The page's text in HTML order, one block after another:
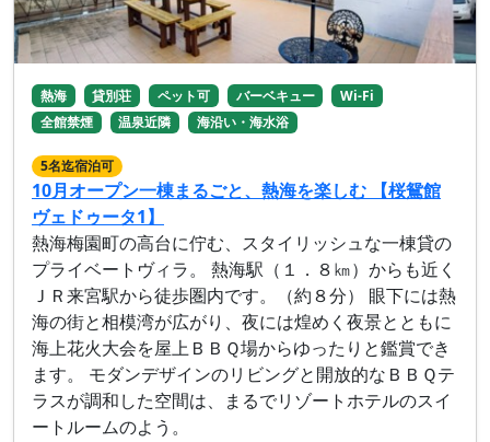
熱海 貸別荘 ペット可 バーベキュー
Wi-Fi
全館禁煙
温泉近隣 海沿い・海水浴
5名迄宿泊可
10月オープン一棟まるごと、熱海を楽しむ 【桜鴛館
ヴェドゥータ1】
熱海梅園町の高台に佇む、スタイリッシュな一棟貸の
プライベートヴィラ。 熱海駅（１．８㎞）からも近く
ＪＲ来宮駅から徒歩圏内です。（約８分） 眼下には熱
海の街と相模湾が広がり、夜には煌めく夜景とともに
海上花火大会を屋上ＢＢＱ場からゆったりと鑑賞でき
ます。 モダンデザインのリビングと開放的なＢＢＱテ
ラスが調和した空間は、まるでリゾートホテルのスイ
ートルームのよう。